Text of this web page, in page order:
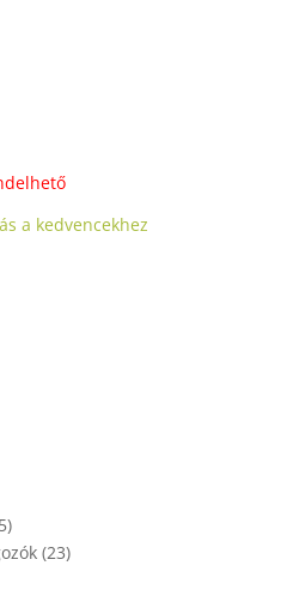
a kedvencekhez
(23)